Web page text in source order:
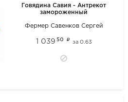
Говядина Савия - Антрекот
замороженный
Фермер Савенков Сергей
1 039 50 за 0.63